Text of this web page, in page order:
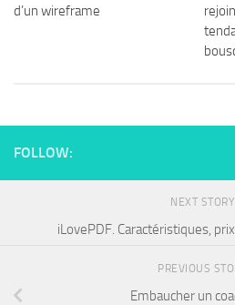
d’un wireframe
FOLLOW:
NEXT STORY
iLovePDF. Caractéristiques,
PREVIOUS
Embaucher un